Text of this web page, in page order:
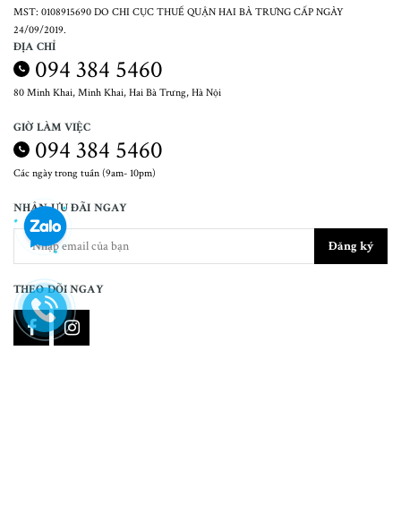
MST: 0108915690 DO CHI CỤC THUẾ QUẬN HAI BÀ TRƯNG CẤP NGÀY
24/09/2019.
ĐỊA CHỈ
094 384 5460
80 Minh Khai, Minh Khai, Hai Bà Trưng, Hà Nội
GIỜ LÀM VIỆC
094 384 5460
Các ngày trong tuần (9am- 10pm)
NHẬN ƯU ĐÃI NGAY
Đăng ký
THEO DÕI NGAY